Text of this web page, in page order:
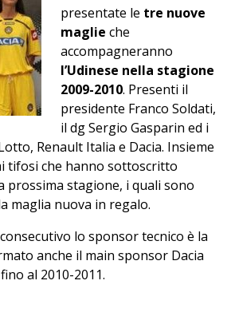
presentate le tre nuove
maglie che
accompagneranno
l’Udinese nella stagione
2009-2010. Presenti il
presidente Franco Soldati,
il dg Sergio Gasparin ed i
Renault Italia e Dacia. Insieme
tifosi che hanno sottoscritto
prossima stagione, i quali sono
maglia nuova in regalo.
lo sponsor tecnico è la
anche il main sponsor Dacia
al 2010-2011.